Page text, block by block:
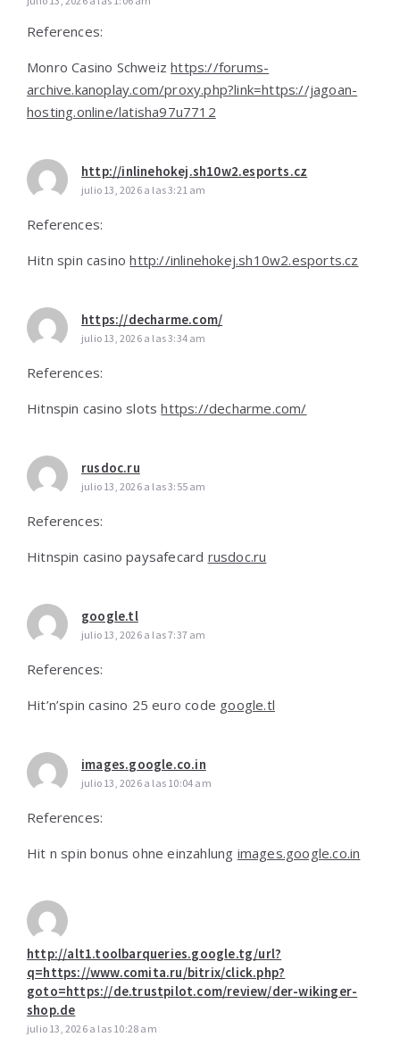
References:
Monro Casino Schweizhttps://forums-
archive.kanoplay.com/proxy.php?link=https://jagoan-
hosting.online/latisha97u7712
http://inlinehokej.sh10w2.esports.cz
julio 13, 2026 a las 3:21 am
References:
Hitn spin casinohttp://inlinehokej.sh10w2.esports.cz
https://decharme.com/
julio 13, 2026 a las 3:34 am
References:
Hitnspin casino slotshttps://decharme.com/
rusdoc.ru
julio 13, 2026 a las 3:55 am
References:
Hitnspin casino paysafecard rusdoc.ru
google.tl
julio 13, 2026 a las 7:37 am
References:
Hit’n’spin casino 25 euro code google.tl
images.google.co.in
julio 13, 2026 a las 10:04 am
References:
Hit n spin bonus ohne einzahlung images.google.co.in
http://alt1.toolbarqueries.google.tg/url?
q=https://www.comita.ru/bitrix/click.php?
goto=https://de.trustpilot.com/review/der-wikinger-
shop.de
julio 13, 2026 a las 10:28 am